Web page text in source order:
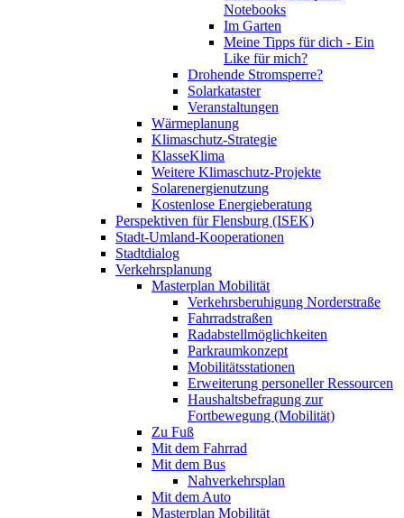
Notebooks
Im Garten
Meine Tipps für dich - Ein
Like für mich?
Drohende Stromsperre?
Solarkataster
Veranstaltungen
Wärmeplanung
Klimaschutz-Strategie
KlasseKlima
Weitere Klimaschutz-Projekte
Solarenergienutzung
Kostenlose Energieberatung
Perspektiven für Flensburg (ISEK)
Stadt-Umland-Kooperationen
Stadtdialog
Verkehrsplanung
Masterplan Mobilität
Verkehrsberuhigung Norderstraße
Fahrradstraßen
Radabstellmöglichkeiten
Parkraumkonzept
Mobilitätsstationen
Erweiterung personeller Ressourcen
Haushaltsbefragung zur
Fortbewegung (Mobilität)
Zu Fuß
Mit dem Fahrrad
Mit dem Bus
Nahverkehrsplan
Mit dem Auto
Masterplan Mobilität